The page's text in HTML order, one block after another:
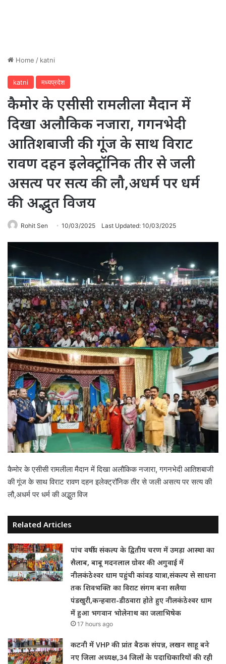
Home / katni
katni मध्यप्रदेश
कैमोर के एसीसी रामलीला मैदान में
दिखा अलौकिक नजारा, गगनभेदी
आतिशबाजी की गूंज के साथ विराट
रावण दहन इलेक्ट्रॉनिक तीर से जली
असत्य पर सत्य की लौ,अधर्म पर धर्म
की अद्भुत विजय
Rohit Sen 10/03/2025 Last Updated: 10/03/2025
कैमोर के एसीसी रामलीला मैदान में दिखा अलौकिक नजारा, गगनभेदी आतिशबाजी
की गूंज के साथ विराट रावण दहन इलेक्ट्रॉनिक तीर से जली असत्य पर सत्य की
लौ,अधर्म पर धर्म की अद्भुत विज
Related Articles
पांच वर्षीय संकल्प के द्वितीय चरण में उमड़ा आस्था का
सैलाब, बाबू मदनलाल ग्रोवर की अगुवाई में
नीलकंठेश्वर धाम पहुंची कांवड़ यात्रा,संकल्प से साधना
तक शिवभक्ति का विराट संगम बना सलैया
पंडखुरी,कन्हवारा-डीठवारा होते हुए नीलकंठेश्वर धाम
में हुआ भगवान भोलेनाथ का जलाभिषेक
17 hours ago
कटनी में VHP की प्रांत बैठक संपन्न, लखन साहू बने
नए जिला अध्यक्ष,34 जिलों के पदाधिकारियों की रही